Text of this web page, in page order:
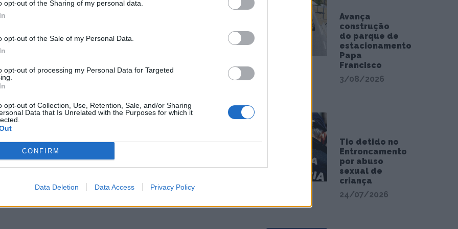
opt-out of the Sharing of my personal data.
opt-out of the Sale of my Personal Data.
opt-out of processing my Personal Data for Targeted
opt-out of Collection, Use, Retention, Sale, and/or Sharing
Data that Is Unrelated with the Purposes for which it
CONFIRM
Data Deletion Data Access Privacy Policy
Avança
construção
do parque de
estacionamento
Papa
Francisco
3/08/2026
Tio detido no
Entroncamento
por abuso
sexual de
criança
24/07/2026